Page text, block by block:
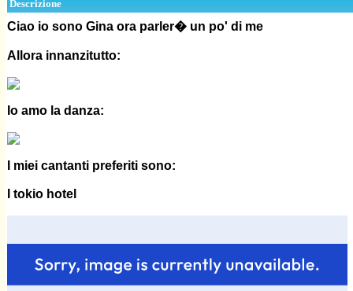
Descrizione
Ciao io sono Gina ora parler� un po' di me
Allora innanzitutto:
Io amo la danza:
I miei cantanti preferiti sono:
I tokio hotel